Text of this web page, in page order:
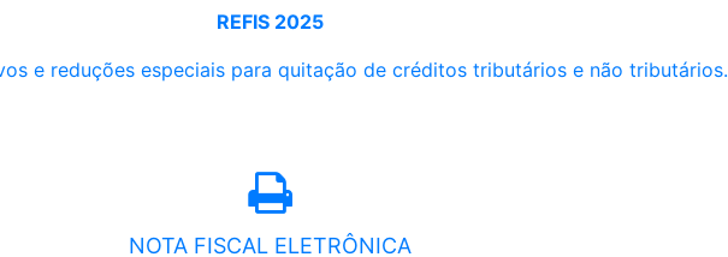
REFIS 2025
e reduções especiais para quitação de créditos tributários e não tributários.
NOTA FISCAL ELETRÔNICA